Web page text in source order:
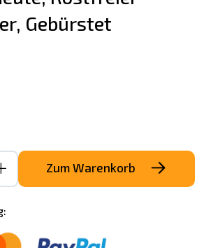
Gebürstet
Zum Warenkorb